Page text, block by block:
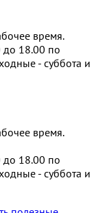
время.
до 18.00 по
- суббота и
время.
до 18.00 по
- суббота и